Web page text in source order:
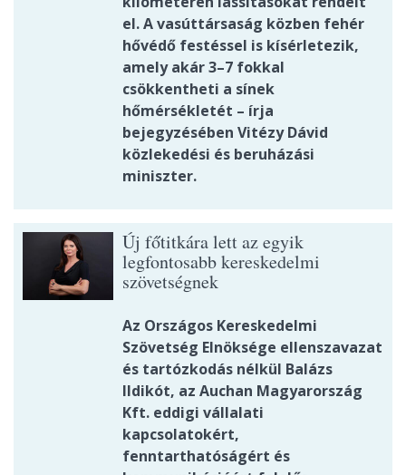
el. A vasúttársaság közben fehér
hővédő festéssel is kísérletezik,
amely akár 3–7 fokkal
csökkentheti a sínek
hőmérsékletét – írja
bejegyzésében Vitézy Dávid
közlekedési és beruházási
miniszter.
Új főtitkára lett az egyik
legfontosabb kereskedelmi
szövetségnek
Az Országos Kereskedelmi
Szövetség Elnöksége ellenszavazat
és tartózkodás nélkül Balázs
Ildikót, az Auchan Magyarország
Kft. eddigi vállalati
kapcsolatokért,
fenntarthatóságért és